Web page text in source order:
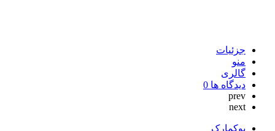
جزئیات
منو
گالری
دیدگاه ها0
prev
next
بوکمارک